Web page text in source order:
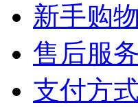
新手购
售后服务
支付方